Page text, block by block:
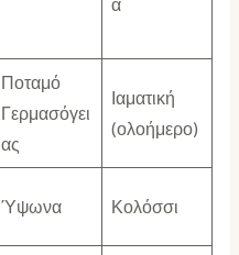
α
Ποταμό
Γερμασόγει
ας
Ιαματική
(ολοήμερο)
Ύψωνα Κολόσσι